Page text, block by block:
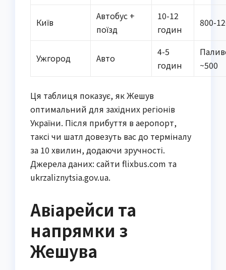
Київ
Автобус +
поїзд
10-12
годин
800-
Ужгород Авто
4-5
годин
~500
Ця таблиця показує, як Жешув
оптимальний для західних регіонів
України. Після прибуття в аеропорт,
таксі чи шатл довезуть вас до терміналу
за 10 хвилин, додаючи зручності.
Джерела даних: сайти flixbus.com та
ukrzaliznytsia.gov.ua.
Авіарейси та
напрямки з
Жешува